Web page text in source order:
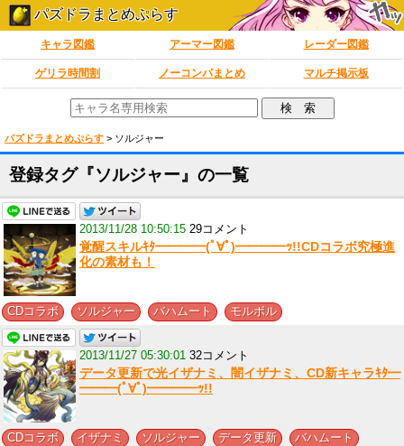
パズドラまとめぷらす
キャラ図鑑 アーマー図鑑 レーダー図鑑
ゲリラ時間割 ノーコンパまとめ マルチ掲示板
パズドラまとめぷらす > ソルジャー
登録タグ『ソルジャー』の一覧
2013/11/28 10:50:15 29コメント
覚醒スキルｷﾀ━━━━(ﾟ∀ﾟ)━━━━ｯ!!CDコラボ究極進
化の素材も！
CDコラボ ソルジャー バハムート モルボル
2013/11/27 05:30:01 32コメント
データ更新で光イザナミ、闇イザナミ、CD新キャラｷﾀ━
━━━(ﾟ∀ﾟ)━━━━ｯ!!
CDコラボ イザナミ ソルジャー データ更新 バハムート